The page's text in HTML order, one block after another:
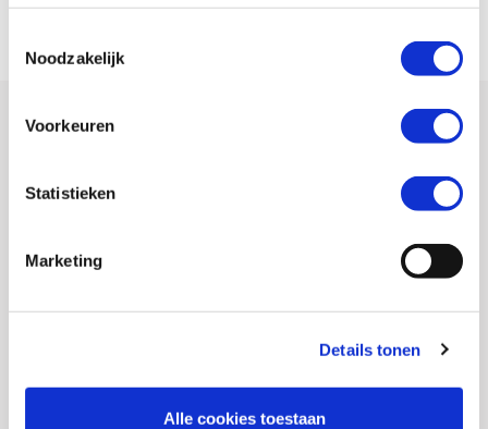
Noodzakelijk
Voorkeuren
Statistieken
Marketing
Details tonen
Alle cookies toestaan
Details